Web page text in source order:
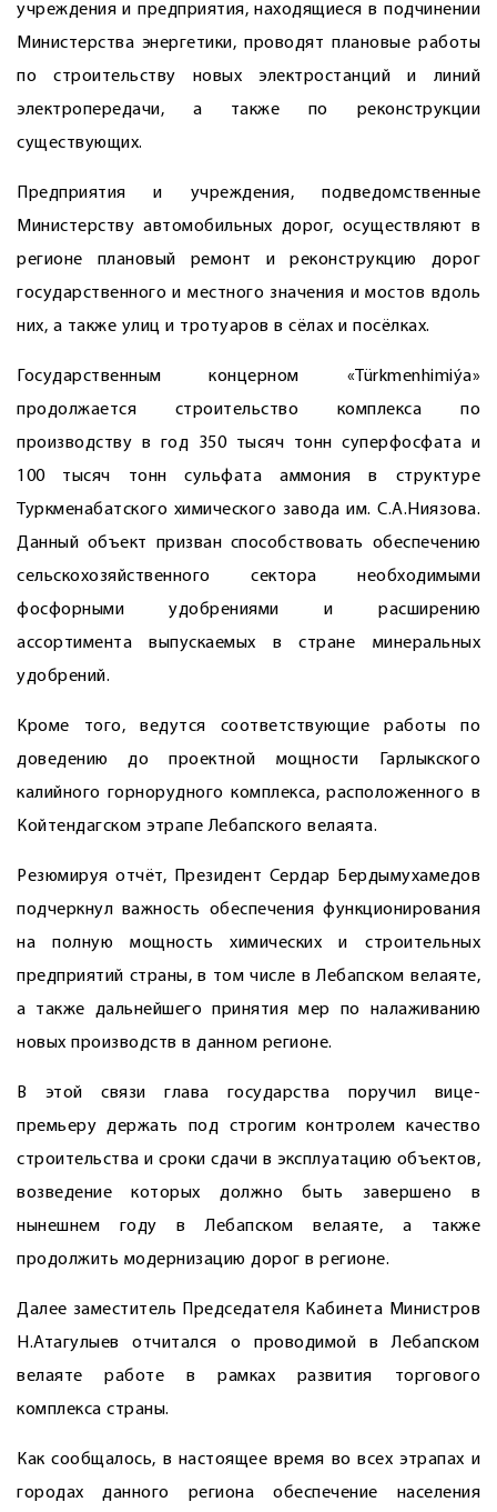
учреждения и предприятия, находящиеся в подчинении
Министерства энергетики, проводят плановые работы
по строительству новых электростанций и линий
электропередачи, а также по реконструкции
существующих.
Предприятия и учреждения, подведомственные
Министерству автомобильных дорог, осуществляют в
регионе плановый ремонт и реконструкцию дорог
государственного и местного значения и мостов вдоль
них, а также улиц и тротуаров в сёлах и посёлках.
Государственным концерном «Türkmenhimiýa»
продолжается строительство комплекса по
производству в год 350 тысяч тонн суперфосфата и
100 тысяч тонн сульфата аммония в структуре
Туркменабатского химического завода им. С.А.Ниязова.
Данный объект призван способствовать обеспечению
сельскохозяйственного сектора необходимыми
фосфорными удобрениями и расширению
ассортимента выпускаемых в стране минеральных
удобрений.
Кроме того, ведутся соответствующие работы по
доведению до проектной мощности Гарлыкского
калийного горнорудного комплекса, расположенного в
Койтендагском этрапе Лебапского велаята.
Резюмируя отчёт, Президент Сердар Бердымухамедов
подчеркнул важность обеспечения функционирования
на полную мощность химических и строительных
предприятий страны, в том числе в Лебапском велаяте,
а также дальнейшего принятия мер по налаживанию
новых производств в данном регионе.
В этой связи глава государства поручил вице-
премьеру держать под строгим контролем качество
строительства и сроки сдачи в эксплуатацию объектов,
возведение которых должно быть завершено в
нынешнем году в Лебапском велаяте, а также
продолжить модернизацию дорог в регионе.
Далее заместитель Председателя Кабинета Министров
Н.Атагулыев отчитался о проводимой в Лебапском
велаяте работе в рамках развития торгового
комплекса страны.
Как сообщалось, в настоящее время во всех этрапах и
городах данного региона обеспечение населения